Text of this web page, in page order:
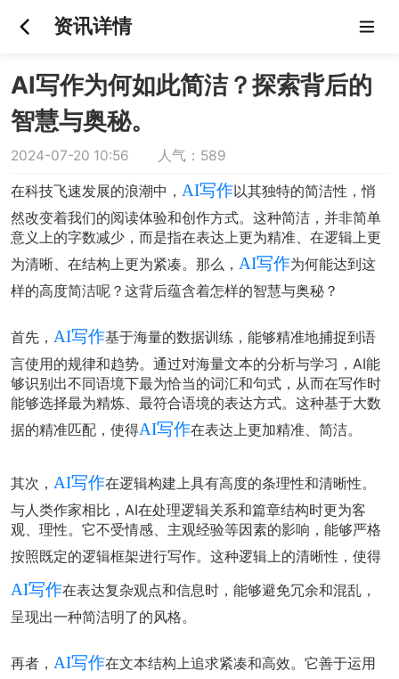
资讯详情
AI写作为何如此简洁？探索背后的
智慧与奥秘。
2024-07-20 10:56 人气：589
在科技飞速发展的浪潮中， AI写作以其独特的简洁性，悄
然改变着我们的阅读体验和创作方式。这种简洁，并非简单
意义上的字数减少，而是指在表达上更为精准、在逻辑上更
为清晰、在结构上更为紧凑。那么， AI写作为何能达到这
样的高度简洁呢？这背后蕴含着怎样的智慧与奥秘？
首先， AI写作基于海量的数据训练，能够精准地捕捉到语
言使用的规律和趋势。通过对海量文本的分析与学习，AI能
够识别出不同语境下最为恰当的词汇和句式，从而在写作时
能够选择最为精炼、最符合语境的表达方式。这种基于大数
据的精准匹配，使得AI写作在表达上更加精准、简洁。
其次， AI写作在逻辑构建上具有高度的条理性和清晰性。
与人类作家相比，AI在处理逻辑关系和篇章结构时更为客
观、理性。它不受情感、主观经验等因素的影响，能够严格
按照既定的逻辑框架进行写作。这种逻辑上的清晰性，使得
AI写作在表达复杂观点和信息时，能够避免冗余和混乱，
呈现出一种简洁明了的风格。
再者， AI写作在文本结构上追求紧凑和高效。它善于运用